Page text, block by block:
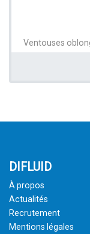
Ventouses
DIFLUID
À propos
Actualités
Recrutement
Mentions légales